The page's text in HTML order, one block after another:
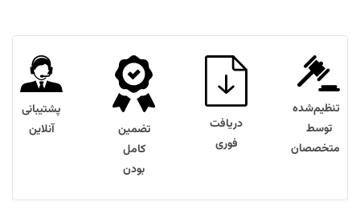
تنظیم‌شده
توسط
متخصصان
دریافت
فوری
تضمین
کامل
بودن
پشتیبانی
آنلاین